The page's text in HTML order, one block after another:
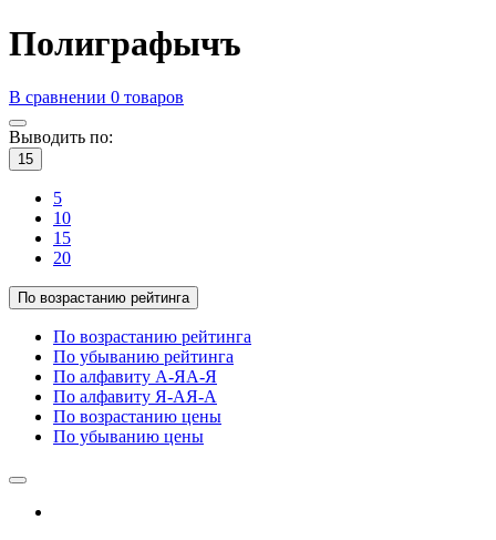
Полиграфычъ
В сравнении 0 товаров
Выводить по:
15
5
10
15
20
По возрастанию рейтинга
По возрастанию рейтинга
По убыванию рейтинга
По алфавиту А-ЯА-Я
По алфавиту Я-АЯ-А
По возрастанию цены
По убыванию цены